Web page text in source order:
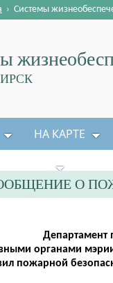
› Системы
НА КАРТЕ
О
Департамент
органами
пожарной